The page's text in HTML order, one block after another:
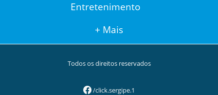
Entretenimento
+ Mais
Todos os direitos reservados
/click.sergipe.1